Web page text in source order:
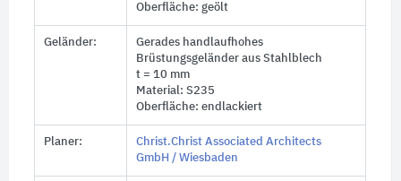
Oberfläche: geölt
Geländer:
Gerades handlaufhohes
Brüstungsgeländer aus Stahlblech
t = 10 mm
Material: S235
Oberfläche: endlackiert
Planer:
Christ.Christ Associated Architects
GmbH / Wiesbaden